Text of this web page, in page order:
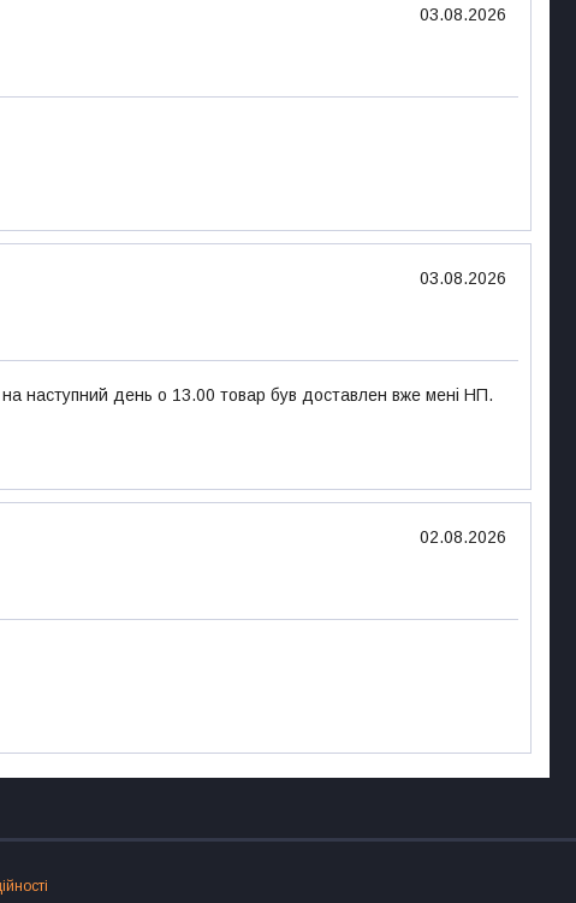
03.08.2026
03.08.2026
наступний день о 13.00 товар був доставлен вже мені НП.
02.08.2026